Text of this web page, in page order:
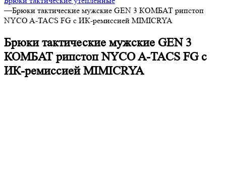
—Брюки тактические мужские GEN 3 КОМБАТ рипстоп
NYCO A-TACS FG с ИК-ремиссией MIMICRYA
Брюки тактические мужские GEN 3
КОМБАТ рипстоп NYCO A-TACS FG с
ИК-ремиссией MIMICRYA